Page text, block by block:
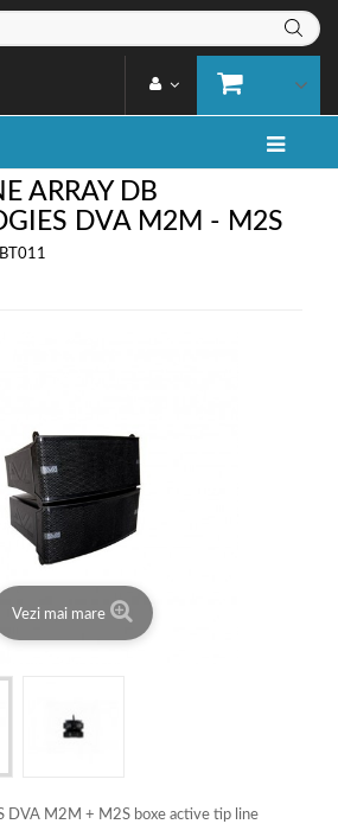
ARRAY DB
DVA M2M - M2S
Vezi mai mare
DVA M2M + M2S boxe active tip line